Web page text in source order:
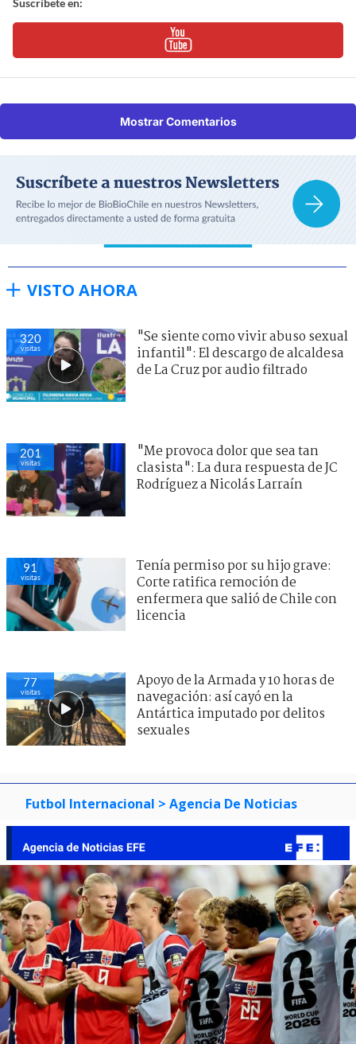
Mostrar Comentarios
VISTO AHORA
320
visitas
"Se siente como vivir abuso sexual
infantil": El descargo de alcaldesa
de La Cruz por audio filtrado
201
visitas
"Me provoca dolor que sea tan
clasista": La dura respuesta de JC
Rodríguez a Nicolás Larraín
91
visitas
Tenía permiso por su hijo grave:
Corte ratifica remoción de
enfermera que salió de Chile con
licencia
77
visitas
Apoyo de la Armada y 10 horas de
navegación: así cayó en la
Antártica imputado por delitos
sexuales
Futbol Internacional > Agencia De Noticias